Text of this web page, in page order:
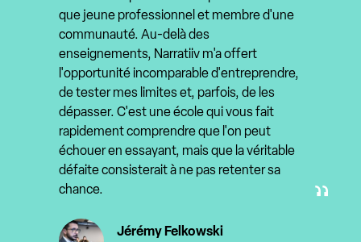
que jeune professionnel et membre d'une
communauté. Au-delà des
enseignements, Narratiiv m'a offert
l'opportunité incomparable d'entreprendre,
de tester mes limites et, parfois, de les
dépasser. C'est une école qui vous fait
rapidement comprendre que l'on peut
échouer en essayant, mais que la véritable
défaite consisterait à ne pas retenter sa
chance.
Jérémy Felkowski